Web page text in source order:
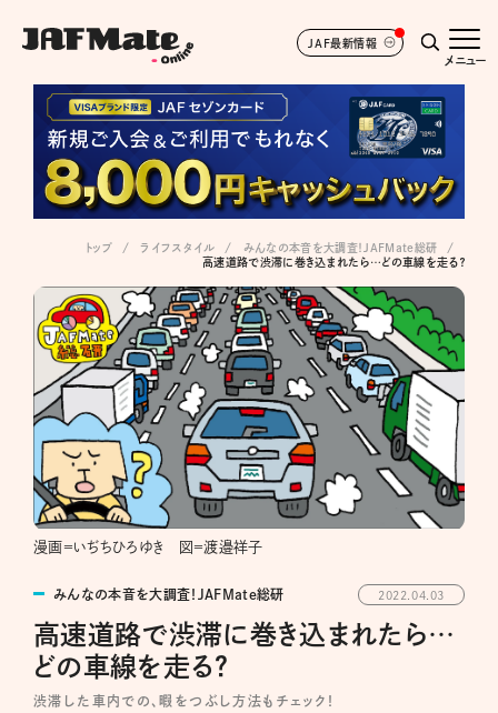
JAF最新情報
メニュー
トップ ライフスタイル
みんなの本音を大調査！JAFMate総研
高速道路で渋滞に巻き込まれたら…どの車線を走る？
漫画＝いぢちひろゆき 図＝渡邉祥子
みんなの本音を大調査！JAFMate総研 2022.04.03
高速道路で渋滞に巻き込まれたら…
どの車線を走る？
渋滞した車内での、暇をつぶし方法もチェック！